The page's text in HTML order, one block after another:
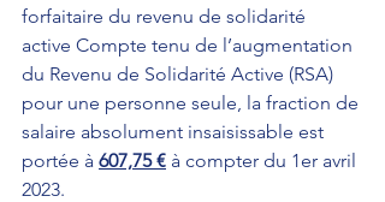
forfaitaire du revenu de solidarité
active Compte tenu de l’augmentation
du Revenu de Solidarité Active (RSA)
pour une personne seule, la fraction de
salaire absolument insaisissable est
portée à 607,75 € à compter du 1er avril
2023.